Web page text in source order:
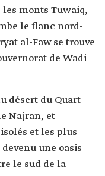
monts Tuwaiq,
le flanc nord-
al-Faw se trouve
de Wadi
désert du Quart
Najran, et
et les plus
une oasis
le sud de la